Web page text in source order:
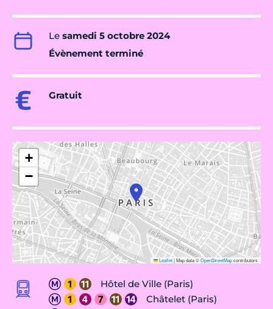
Le samedi 5 octobre 2024
Évènement terminé
Gratuit
+
−
Leaflet|Map data ©OpenStreetMapcontributors
Hôtel de Ville (Paris)
Châtelet (Paris)